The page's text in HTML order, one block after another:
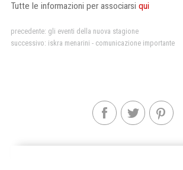
Tutte le informazioni per associarsi qui
precedente: gli eventi della nuova stagione
successivo: iskra menarini - comunicazione importante